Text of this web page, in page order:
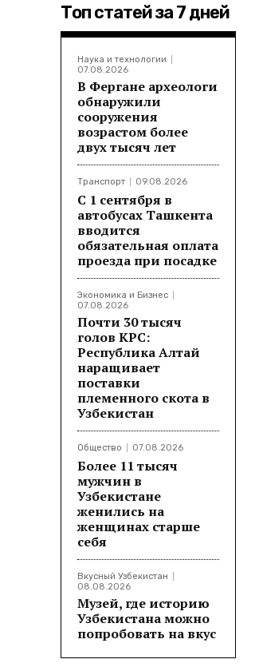
Топ статей за 7 дней
Наука и технологии
07.08.2026
В Фергане археологи
обнаружили
сооружения
возрастом более
двух тысяч лет
Транспорт 09.08.2026
С 1 сентября в
автобусах Ташкента
вводится
обязательная оплата
проезда при посадке
Экономика и Бизнес
07.08.2026
Почти 30 тысяч
голов КРС:
Республика Алтай
наращивает
поставки
племенного скота в
Узбекистан
Общество 07.08.2026
Более 11 тысяч
мужчин в
Узбекистане
женились на
женщинах старше
себя
Вкусный Узбекистан
08.08.2026
Музей, где историю
Узбекистана можно
попробовать на вкус